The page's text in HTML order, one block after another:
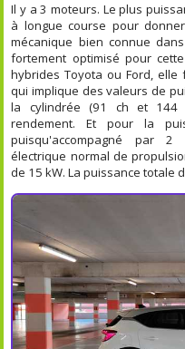
Il y a 3 moteurs. Le plus
à longue course pour
mécanique bien connue
fortement optimisé pour
hybrides Toyota ou Ford, elle
qui implique des valeurs de
la cylindrée (91 ch et 144
rendement. Et pour la
puisqu'accompagné par 2
électrique normal de
de 15 kW. La puissance totale